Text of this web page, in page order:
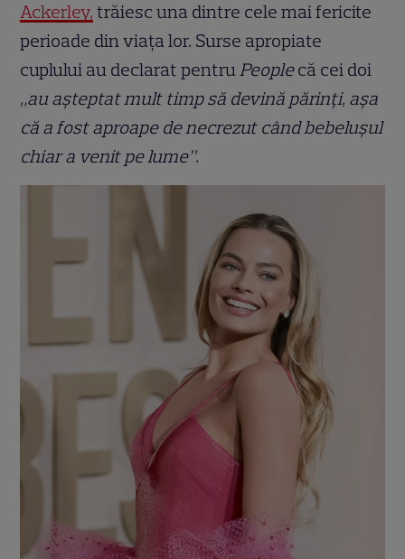
Ackerley, trăiesc una dintre cele mai fericite
perioade din viața lor. Surse apropiate
cuplului au declarat pentruPeoplecă cei doi
„au așteptat mult timp să devină părinți, așa
că a fost aproape de necrezut când bebelușul
chiar a venit pe lume”.